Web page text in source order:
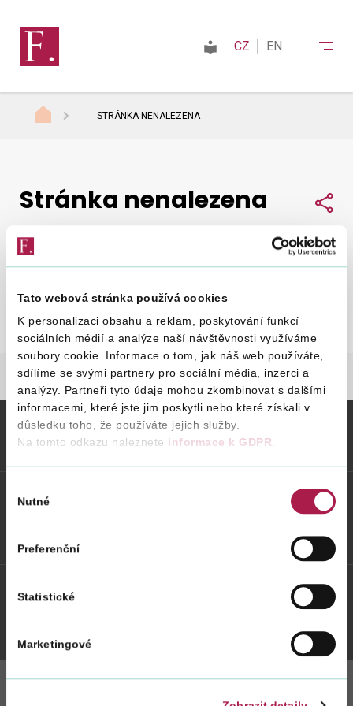
Tato webová stránka používá cookies
K personalizaci obsahu a reklam, poskytování funkcí
sociálních médií a analýze naší návštěvnosti využíváme
soubory cookie. Informace o tom, jak náš web používáte,
sdílíme se svými partnery pro sociální média, inzerci a
analýzy. Partneři tyto údaje mohou zkombinovat s dalšími
informacemi, které jste jim poskytli nebo které získali v
důsledku toho, že používáte jejich služby.
Na tomto odkazu naleznete informace k GDPR.
souhlasu
Nutné
Preferenční
Statistické
Marketingové
Daně
Mezinárodní spolupráce
Kontakty
Vyhledat na webu
CZ EN
STRÁNKA NENALEZENA
Nepodařilo se nám najít, co jste hledali.
znovu.
Stránka nenalezena
STRÁNKA NENALEZENA
Vybrané informace
Odkazy
Weby FS
Instagram